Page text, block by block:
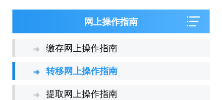
网上操作指南
缴存网上操作指南
转移网上操作指南
提取网上操作指南